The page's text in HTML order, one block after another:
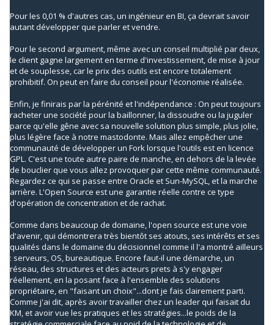
Pour les 0,01 % d'autres cas, un ingénieur en BI, ça devrait savoir
autant développer que parler et vendre.
Pour le second argument, même avec un conseil multiplié par deux,
le client gagne largement en terme d'investissement, de mise à jour
et de souplesse, car le prix des outils est encore totalement
prohibitif. On peut en faire du conseil pour l'économie réalisée.
Enfin, je finirais par la pérénité et l'indépendance : On peut toujours
racheter une société pour la baillonner, la dissoudre ou la juguler
parce qu'elle gêne avec sa nouvelle solution plus simple, plus jolie,
plus légère face à notre mastodonte. Mais allez empêcher une
communauté de développer un Fork lorsque l'outils est en licence
GPL. C'est une toute autre paire de manche, en dehors de la levée
de bouclier que vous allez provoquer par cette même communauté.
Regardez ce qui se passe entre Oracle et Sun-MySQL, et la marche
arrière. L'Open Source est une garantie réelle contre ce type
d'opération de concentration et de rachat.
Comme dans beaucoup de domaine, l'open source est une voie
d'avenir, qui démontrera très bientôt ses atouts, ses intérêts et ses
qualités dans le domaine du décisionnel comme il l'a montré ailleurs
: serveurs, OS, bureautique. Encore faut-il une démarche, un
réseau, des structures et des acteurs prets à s'y engager
réellement, en la posant face à l'ensemble des solutions
propriétaire, en "faisant un choix"...dont je fais clairement parti.
Comme j'ai dit, après avoir travailler chez un leader qui faisait du
KM, et avoir vue les pratiques et les stratégies...le poids de la